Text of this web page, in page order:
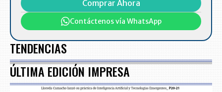
Comprar Ahora
Contáctenos vía WhatsApp
TENDENCIAS
ÚLTIMA EDICIÓN IMPRESA